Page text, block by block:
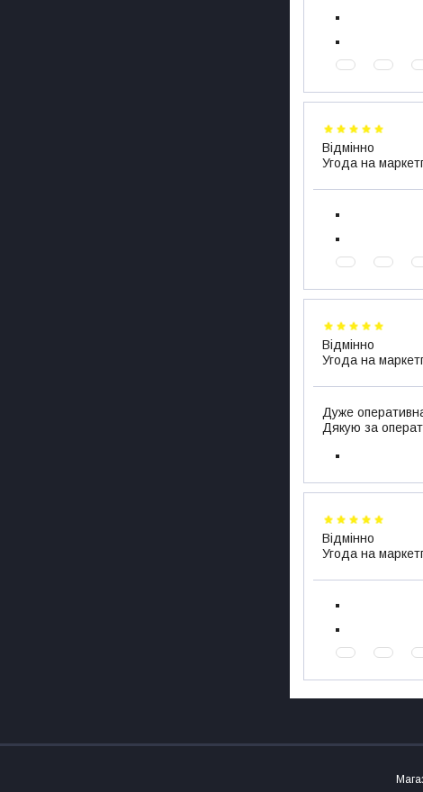
Відмінно
Угода на
Відмінно
Угода на
Дуже
Дякую за
Відмінно
Угода на